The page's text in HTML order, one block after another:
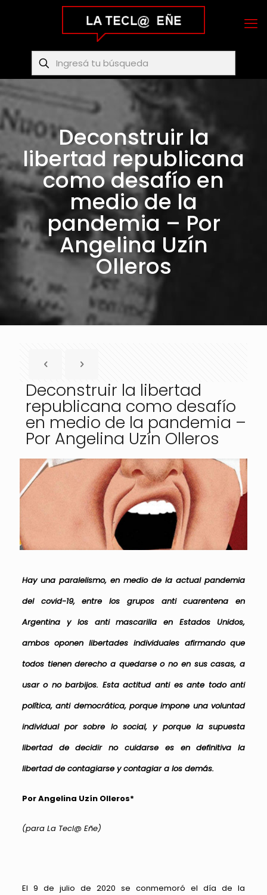
Deconstruir la
libertad republicana
como desafío en
medio de la
pandemia – Por
Angelina Uzín
Olleros
Deconstruir la libertad
republicana como desafío
en medio de la pandemia –
Por Angelina Uzín Olleros
Hay una paralelismo, en medio de la actual pandemia
del covid-19, entre los grupos anti cuarentena en
Argentina y los anti mascarilla en Estados Unidos,
ambos oponen libertades individuales afirmando que
todos tienen derecho a quedarse o no en sus casas, a
usar o no barbijos. Esta actitud anti es ante todo anti
política, anti democrática, porque impone una voluntad
individual por sobre lo social, y porque la supuesta
libertad de decidir no cuidarse es en definitiva la
libertad de contagiarse y contagiar a los demás.
Por Angelina Uzín Olleros*
(para La Tecl@ Eñe)
El 9 de julio de 2020 se conmemoró el día de la